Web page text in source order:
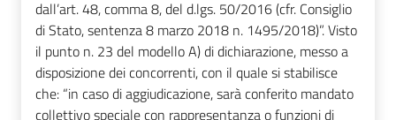
dall’art. 48, comma 8, del d.lgs. 50/2016 (cfr. Consiglio
di Stato, sentenza 8 marzo 2018 n. 1495/2018)”. Visto
il punto n. 23 del modello A) di dichiarazione, messo a
disposizione dei concorrenti, con il quale si stabilisce
che: “in caso di aggiudicazione, sarà conferito mandato
collettivo speciale con rappresentanza o funzioni di